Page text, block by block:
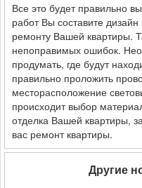
Все это будет правильно
работ Вы составите
ремонту Вашей квартиры.
непоправимых ошибок.
продумать, где будут
правильно проложить
месторасположение
происходит выбор
отделка Вашей квартиры,
вас ремонт квартиры.
Другие